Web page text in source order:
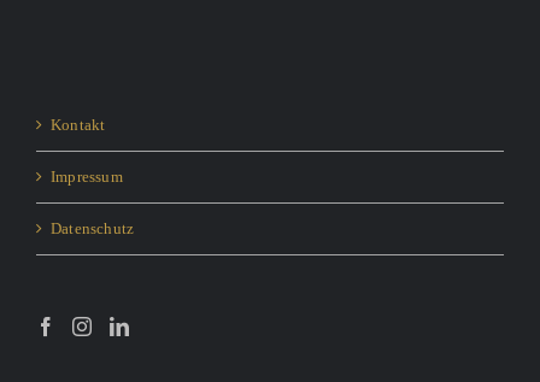
Kontakt
Impressum
Datenschutz